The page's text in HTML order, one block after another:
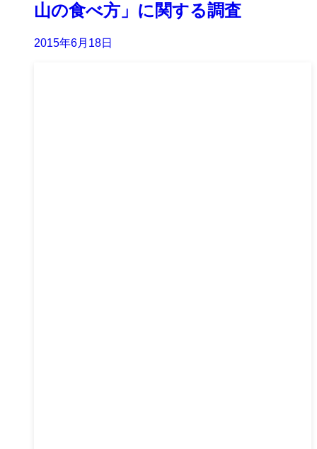
山の食べ方」に関する調査
2015年6月18日